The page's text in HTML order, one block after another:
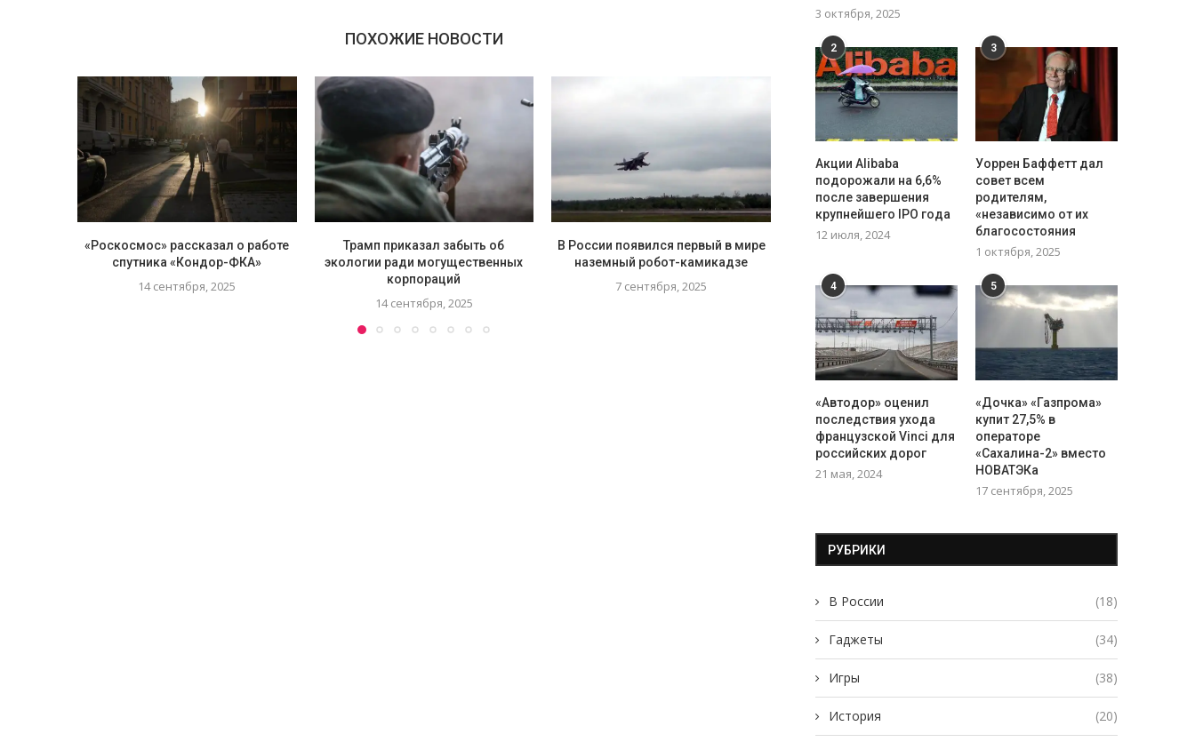
ПОХОЖИЕ НОВОСТИ
«Роскосмос» рассказал о работе
спутника «Кондор-ФКА»
14 сентября, 2025
Трамп приказал забыть об
экологии ради могущественных
корпораций
14 сентября, 2025
В России появился первый в мире
наземный робот-камикадзе
7 сентября, 2025
Названа самая подходящая для
3 сентября, 2025
«Морских терминаторов»
1 сентября, 2025
3 октября, 2025
2
Акции Alibaba
подорожали на 6,6%
после завершения
крупнейшего IPO года
12 июля, 2024
3
Уоррен Баффетт дал
совет всем
родителям,
«независимо от их
благосостояния
1 октября, 2025
4
«Автодор» оценил
последствия ухода
французской Vinci для
российских дорог
21 мая, 2024
5
«Дочка» «Газпрома»
купит 27,5% в
операторе
«Сахалина-2» вместо
НОВАТЭКа
17 сентября, 2025
РУБРИКИ
В России (18)
Гаджеты (34)
Игры (38)
История (20)